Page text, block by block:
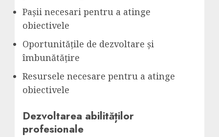
Pașii necesari pentru a atinge
obiectivele
Oportunitățile de dezvoltare și
îmbunătățire
Resursele necesare pentru a atinge
obiectivele
Dezvoltarea abilităților
profesionale